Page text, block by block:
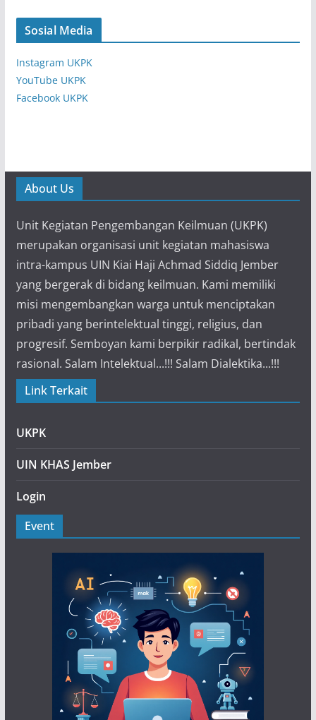
Sosial Media
Instagram UKPK
YouTube UKPK
Facebook UKPK
About Us
Unit Kegiatan Pengembangan Keilmuan (UKPK)
merupakan organisasi unit kegiatan mahasiswa
intra-kampus UIN Kiai Haji Achmad Siddiq Jember
yang bergerak di bidang keilmuan. Kami memiliki
misi mengembangkan warga untuk menciptakan
pribadi yang berintelektual tinggi, religius, dan
progresif. Semboyan kami berpikir radikal, bertindak
rasional. Salam Intelektual...!!! Salam Dialektika...!!!
Link Terkait
UKPK
UIN KHAS Jember
Login
Event